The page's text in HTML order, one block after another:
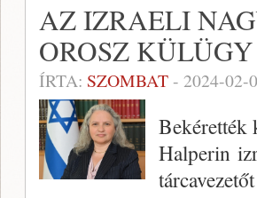
AZ IZRAELI
OROSZ
ÍRTA: SZOMBAT- 2024-02-
Bekérették
Halperin